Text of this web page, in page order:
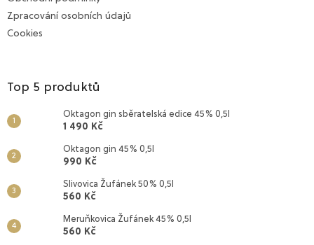
Zpracování osobních údajů
Cookies
Top 5 produktů
Oktagon gin sběratelská edice 45% 0,5l
1 490 Kč
Oktagon gin 45% 0,5l
990 Kč
Slivovica Žufánek 50% 0,5l
560 Kč
Meruňkovica Žufánek 45% 0,5l
560 Kč